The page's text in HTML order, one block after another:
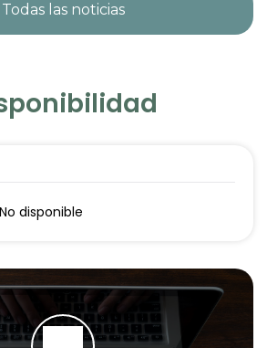
Todas las noticias
No disponible